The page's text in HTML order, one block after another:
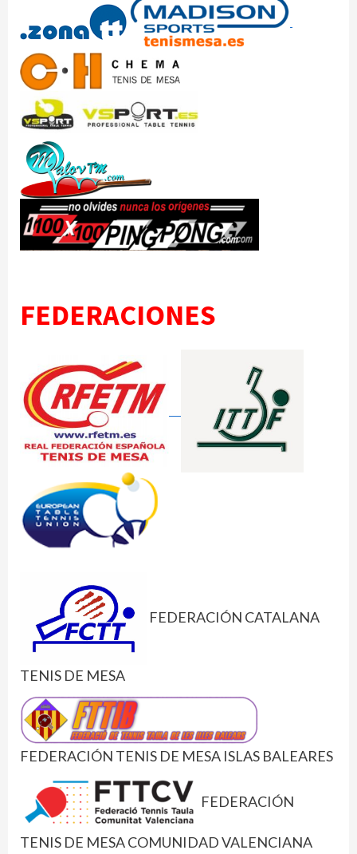
FEDERACIONES
FEDERACIÓN CATALANA
TENIS DE MESA
FEDERACIÓN TENIS DE MESA ISLAS BALEARES
FEDERACIÓN
TENIS DE MESA COMUNIDAD VALENCIANA